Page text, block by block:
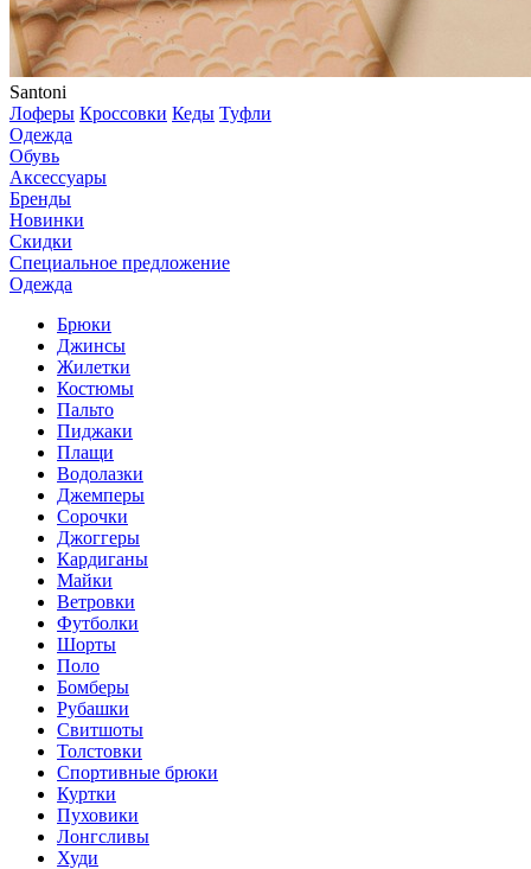
Santoni
Лоферы Кроссовки Кеды Туфли
Одежда
Обувь
Аксессуары
Бренды
Новинки
Скидки
Специальное предложение
Одежда
Брюки
Джинсы
Жилетки
Костюмы
Пальто
Пиджаки
Плащи
Водолазки
Джемперы
Сорочки
Джоггеры
Кардиганы
Майки
Ветровки
Футболки
Шорты
Поло
Бомберы
Рубашки
Свитшоты
Толстовки
Спортивные брюки
Куртки
Пуховики
Лонгсливы
Худи